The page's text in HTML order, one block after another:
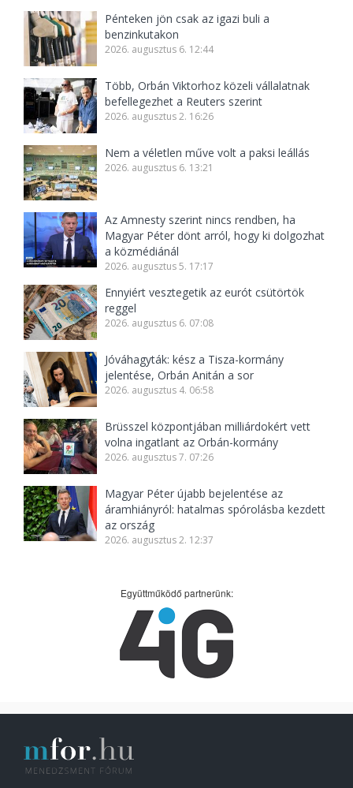
Pénteken jön csak az igazi buli a
benzinkutakon
2026. augusztus 6. 12:44
Több, Orbán Viktorhoz közeli vállalatnak
befellegezhet a Reuters szerint
2026. augusztus 2. 16:26
Nem a véletlen műve volt a paksi leállás
2026. augusztus 6. 13:21
Az Amnesty szerint nincs rendben, ha
Magyar Péter dönt arról, hogy ki dolgozhat
a közmédiánál
2026. augusztus 5. 17:17
Ennyiért vesztegetik az eurót csütörtök
reggel
2026. augusztus 6. 07:08
Jóváhagyták: kész a Tisza-kormány
jelentése, Orbán Anitán a sor
2026. augusztus 4. 06:58
Brüsszel központjában milliárdokért vett
volna ingatlant az Orbán-kormány
2026. augusztus 7. 07:26
Magyar Péter újabb bejelentése az
áramhiányról: hatalmas spórolásba kezdett
az ország
2026. augusztus 2. 12:37
Együttműködő partnerünk: